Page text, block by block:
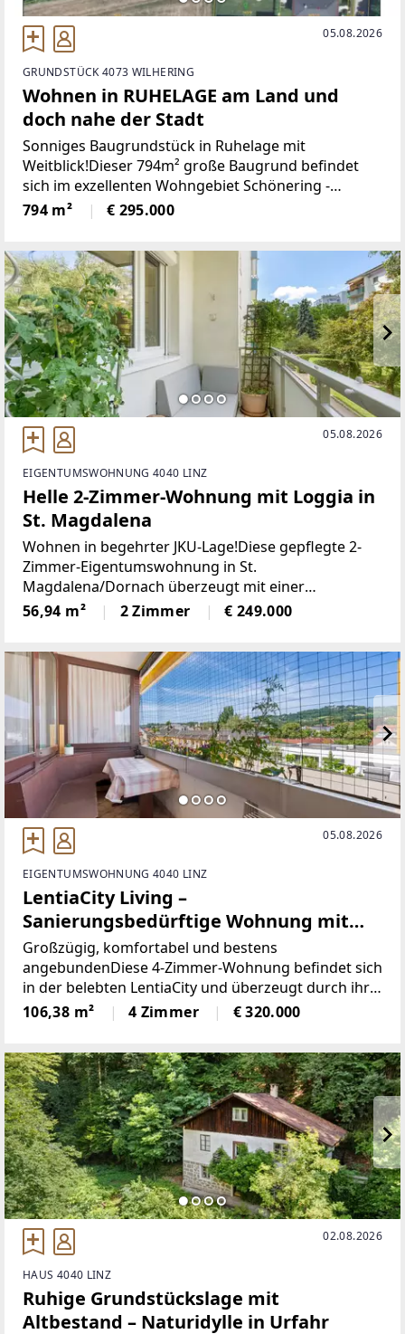
05.08.2026
GRUNDSTÜCK 4073 WILHERING
Wohnen in RUHELAGE am Land und
doch nahe der Stadt
Sonniges Baugrundstück in Ruhelage mit
Weitblick!Dieser 794m² große Baugrund befindet
sich im exzellenten Wohngebiet Schönering -
Gemeinde Wilhering, einer der begehrten
Wohnplätze im Großraum Linz.Der bestehende
794 m² € 295.000
05.08.2026
EIGENTUMSWOHNUNG 4040 LINZ
Helle 2-Zimmer-Wohnung mit Loggia in
St. Magdalena
Wohnen in begehrter JKU-Lage!Diese gepflegte 2-
Zimmer-Eigentumswohnung in St.
Magdalena/Dornach überzeugt mit einer
hervorragenden Lage, einer durchdachten
Raumaufteilung und einer hellen, freundlichen
56,94 m² 2 Zimmer € 249.000
05.08.2026
EIGENTUMSWOHNUNG 4040 LINZ
LentiaCity Living –
Sanierungsbedürftige Wohnung mit
Potenzial
Großzügig, komfortabel und bestens
angebundenDiese 4-Zimmer-Wohnung befindet sich
in der belebten LentiaCity und überzeugt durch ihre
praktische Raumaufteilung sowie ihre
ausgezeichnete Infrastruktur. Der großzügige
106,38 m² 4 Zimmer € 320.000
02.08.2026
HAUS 4040 LINZ
Ruhige Grundstückslage mit
Altbestand – Naturidylle in Urfahr